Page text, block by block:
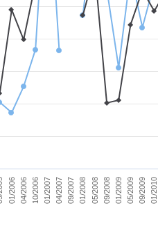
01/2006 04/2006 10/2006 01/2007 04/2007 09/2007 01/2008 05/2008 09/2008 01/2009 05/2009 09/2009 01/2010